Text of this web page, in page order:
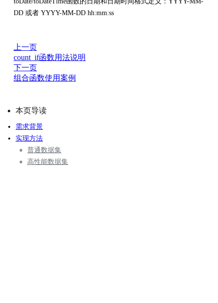
DD 或者 YYYY-MM-DD hh:mm:ss
上一页
count_if函数用法说明
下一页
组合函数使用案例
本页导读
需求背景
实现方法
普通数据集
高性能数据集